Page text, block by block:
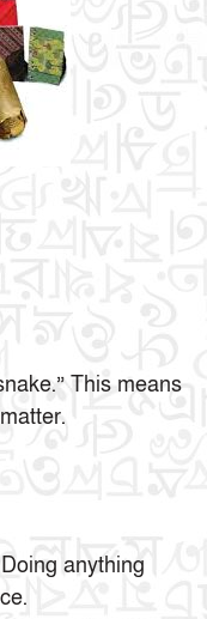
This means
anything